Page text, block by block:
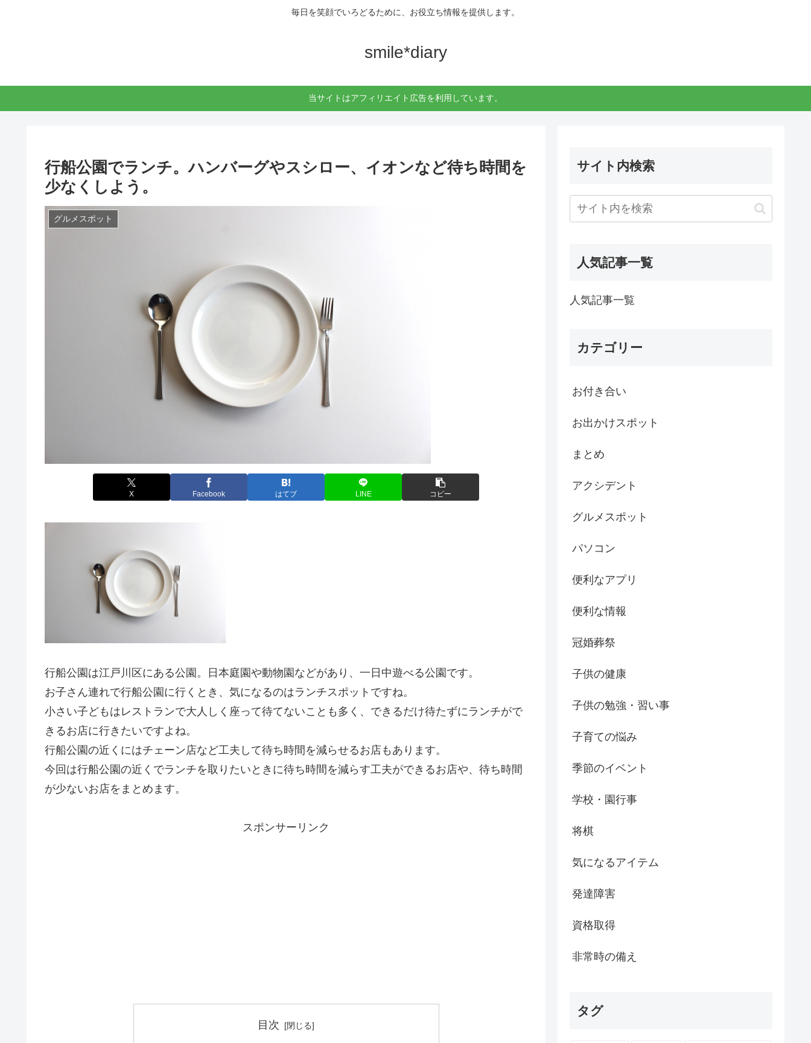
毎日を笑顔でいろどるために、お役立ち情報を提供します。
smile*diary
当サイトはアフィリエイト広告を利用しています。
行船公園でランチ。ハンバーグやスシロー、イオンなど待ち時間を
少なくしよう。
グルメスポット
X Facebook はてブ LINE コピー
行船公園は江戸川区にある公園。日本庭園や動物園などがあり、一日中遊べる公園です。
お子さん連れで行船公園に行くとき、気になるのはランチスポットですね。
小さい子どもはレストランで大人しく座って待てないことも多く、できるだけ待たずにランチがで
きるお店に行きたいですよね。
行船公園の近くにはチェーン店など工夫して待ち時間を減らせるお店もあります。
今回は行船公園の近くでランチを取りたいときに待ち時間を減らす工夫ができるお店や、待ち時間
が少ないお店をまとめます。
スポンサーリンク
目次
サイト内検索
人気記事一覧
人気記事一覧
カテゴリー
お付き合い
お出かけスポット
まとめ
アクシデント
グルメスポット
パソコン
便利なアプリ
便利な情報
冠婚葬祭
子供の健康
子供の勉強・習い事
子育ての悩み
季節のイベント
学校・園行事
将棋
気になるアイテム
発達障害
資格取得
非常時の備え
タグ